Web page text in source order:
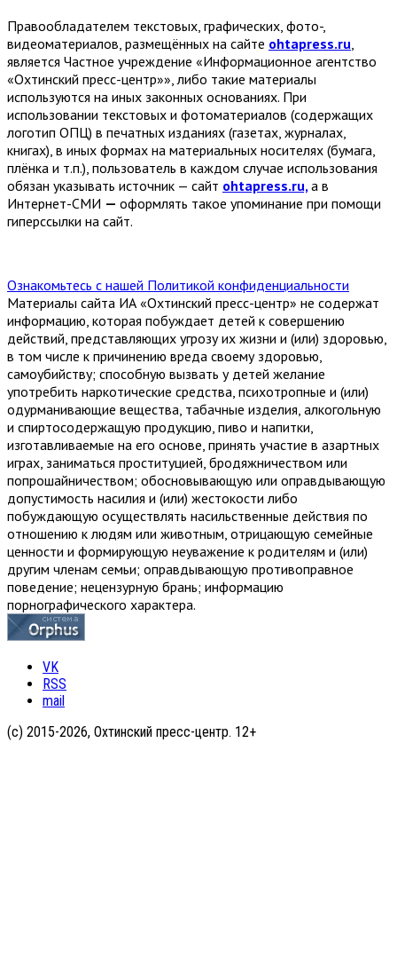
Правообладателем текстовых, графических, фото-,
видеоматериалов, размещённых на сайте ohtapress.ru,
является Частное учреждение «Информационное агентство
«Охтинский пресс-центр»», либо такие материалы
используются на иных законных основаниях. При
использовании текстовых и фотоматериалов (содержащих
логотип ОПЦ) в печатных изданиях (газетах, журналах,
книгах), в иных формах на материальных носителях (бумага,
плёнка и т.п.), пользователь в каждом случае использования
обязан указывать источник — сайт ohtapress.ru, а в
Интернет-СМИ — оформлять такое упоминание при помощи
гиперссылки на сайт.
Ознакомьтесь с нашей Политикой конфиденциальности
Материалы сайта ИА «Охтинский пресс-центр» не содержат
информацию, которая побуждает детей к совершению
действий, представляющих угрозу их жизни и (или) здоровью,
в том числе к причинению вреда своему здоровью,
самоубийству; способную вызвать у детей желание
употребить наркотические средства, психотропные и (или)
одурманивающие вещества, табачные изделия, алкогольную
и спиртосодержащую продукцию, пиво и напитки,
изготавливаемые на его основе, принять участие в азартных
играх, заниматься проституцией, бродяжничеством или
попрошайничеством; обосновывающую или оправдывающую
допустимость насилия и (или) жестокости либо
побуждающую осуществлять насильственные действия по
отношению к людям или животным, отрицающую семейные
ценности и формирующую неуважение к родителям и (или)
другим членам семьи; оправдывающую противоправное
поведение; нецензурную брань; информацию
порнографического характера.
VK
RSS
mail
(с) 2015-2026, Охтинский пресс-центр. 12+